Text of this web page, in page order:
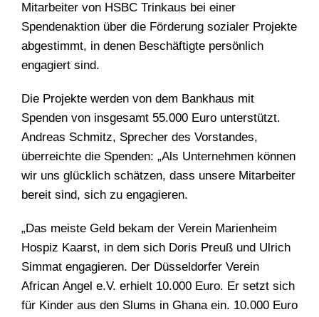
Mitarbeiter von HSBC Trinkaus bei einer
Spendenaktion über die Förderung sozialer Projekte
abgestimmt, in denen Beschäftigte persönlich
engagiert sind.
Die Projekte werden von dem Bankhaus mit
Spenden von insgesamt 55.000 Euro unterstützt.
Andreas Schmitz, Sprecher des Vorstandes,
überreichte die Spenden: „Als Unternehmen können
wir uns glücklich schätzen, dass unsere Mitarbeiter
bereit sind, sich zu engagieren.
„Das meiste Geld bekam der Verein Marienheim
Hospiz Kaarst, in dem sich Doris Preuß und Ulrich
Simmat engagieren. Der Düsseldorfer Verein
African Angel e.V. erhielt 10.000 Euro. Er setzt sich
für Kinder aus den Slums in Ghana ein. 10.000 Euro